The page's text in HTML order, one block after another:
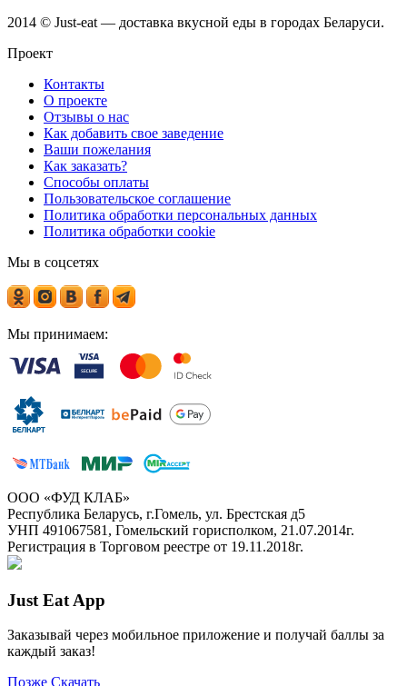
2014 © Just-eat — доставка вкусной еды в городах Беларуси.
Проект
Контакты
О проекте
Отзывы о нас
Как добавить свое заведение
Ваши пожелания
Как заказать?
Способы оплаты
Пользовательское соглашение
Политика обработки персональных данных
Политика обработки cookie
Мы в соцсетях
Мы принимаем:
ООО «ФУД КЛАБ»
Республика Беларусь, г.Гомель, ул. Брестская д5
УНП 491067581, Гомельский горисполком, 21.07.2014г.
Регистрация в Торговом реестре от 19.11.2018г.
Just Eat App
Заказывай через мобильное приложение и получай баллы за
каждый заказ!
Позже Скачать